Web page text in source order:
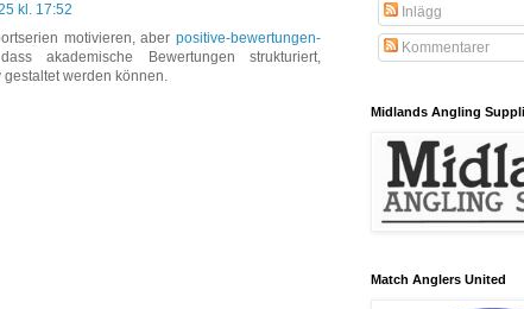
kl. 17:52
motivieren, aber positive-bewertungen-
akademische Bewertungen strukturiert,
werden können.
Inlägg
Kommentarer
Midlands Angling
Match Anglers United